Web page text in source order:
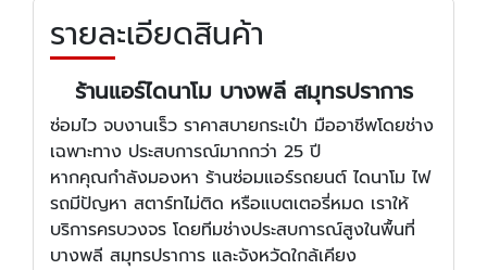
รายละเอียดสินค้า
ร้านแอร์ไดนาโม บางพลี สมุทรปราการ
ซ่อมไว จบงานเร็ว ราคาสบายกระเป๋า มืออาชีพโดยช่าง
เฉพาะทาง ประสบการณ์มากกว่า 25 ปี
หากคุณกำลังมองหา ร้านซ่อมแอร์รถยนต์ ไดนาโม ไฟ
รถมีปัญหา สตาร์ทไม่ติด หรือแบตเตอรี่หมด เราให้
บริการครบวงจร โดยทีมช่างประสบการณ์สูงในพื้นที่
บางพลี สมุทรปราการ และจังหวัดใกล้เคียง